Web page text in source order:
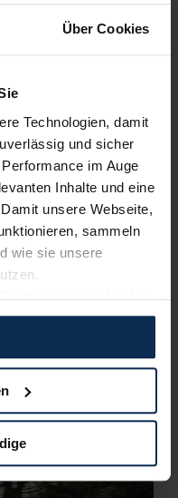
Über Cookies
Technologien, damit
und sicher
im Auge
Inhalte und eine
unsere Webseite,
sammeln
wie sie unsere
damit einverstanden
Service zu
weiterzugeben,
Falls Sie dem nicht
wir uns auf die
Sie somit nicht
unterstützen.
anpassen oder
48-Volt-Variante
und bietet ab
48V-Hybridmotor
Peugeot 3008 und
Hybrid unterwegs sind.
KI-generiert